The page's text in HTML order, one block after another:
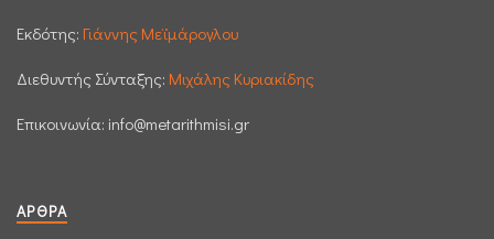
Εκδότης: Γιάννης Μεϊμάρογλου
Διεθυντής Σύνταξης: Μιχάλης Κυριακίδης
Επικοινωνία: info@metarithmisi.gr
ΆΡΘΡΑ